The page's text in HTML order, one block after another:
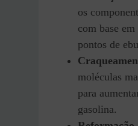
os
com base
pontos de
moléculas
para
gasolina.